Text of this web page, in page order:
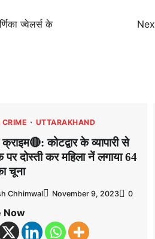
ज्वेलर्स के
CRIME UTTARAKHAND
कोटद्वार के व्यापारी से
दोस्ती कर महिला नें लगाया 64
चूना
Chhimwal November 9, 2023 0
Now